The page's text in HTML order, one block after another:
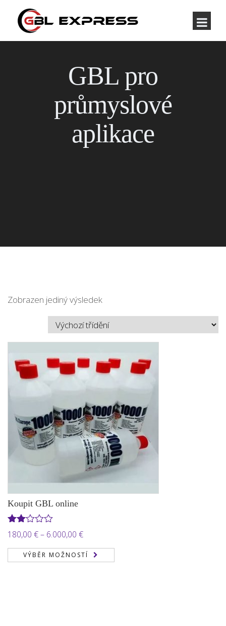
GBL pro
průmyslové
aplikace
Zobrazen jediný výsledek
Koupit GBL online
Hodnocení
2.00
z 5
180,00 €– 6.000,00 €Rozpětí
cen:
180,00 €
VÝBĚR MOŽNOSTÍ